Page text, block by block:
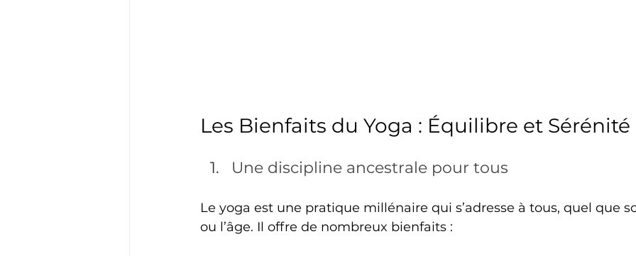
Les Bienfaits du Yoga : Équilibre et Sérénité
Une discipline ancestrale pour tous
Le yoga est une pratique millénaire qui s’adresse à tous, quel que
ou l’âge. Il offre de nombreux bienfaits :